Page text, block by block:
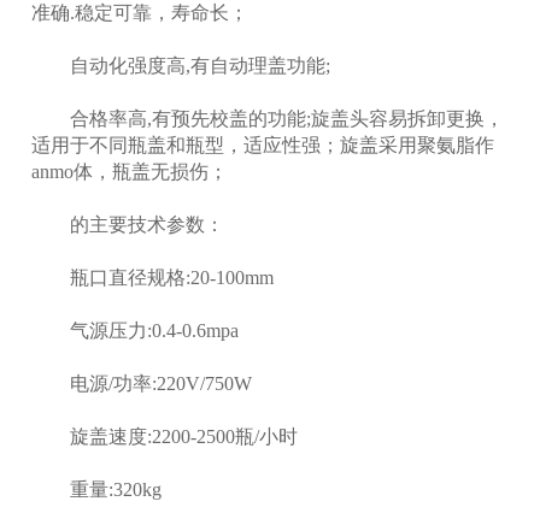
准确.稳定可靠，寿命长；
自动化强度高,有自动理盖功能;
合格率高,有预先校盖的功能;旋盖头容易拆卸更换，
适用于不同瓶盖和瓶型，适应性强；旋盖采用聚氨脂作
anmo体，瓶盖无损伤；
的主要技术参数：
瓶口直径规格:20-100mm
气源压力:0.4-0.6mpa
电源/功率:220V/750W
旋盖速度:2200-2500瓶/小时
重量:320kg